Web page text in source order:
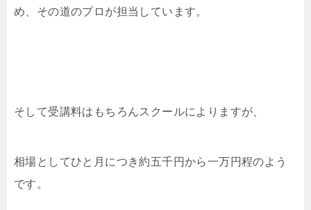
め、その道のプロが担当しています。
そして受講料はもちろんスクールによりますが、
相場としてひと月につき約五千円から一万円程のよう
です。